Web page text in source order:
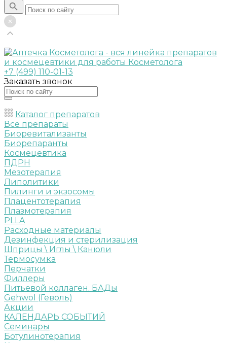
+7 (499) 110-01-13
Заказать звонок
Каталог препаратов
Все препараты
Биоревитализанты
Биорепаранты
Космецевтика
ПДРН
Мезотерапия
Липолитики
Пилинги и экзосомы
Плацентотерапия
Плазмотерапия
PLLA
Расходные материалы
Дезинфекция и стерилизация
Шприцы \ Иглы \ Канюли
Термосумка
Перчатки
Филлеры
Питьевой коллаген. БАДы
Gehwol (Геволь)
Акции
КАЛЕНДАРЬ СОБЫТИЙ
Семинары
Ботулинотерапия